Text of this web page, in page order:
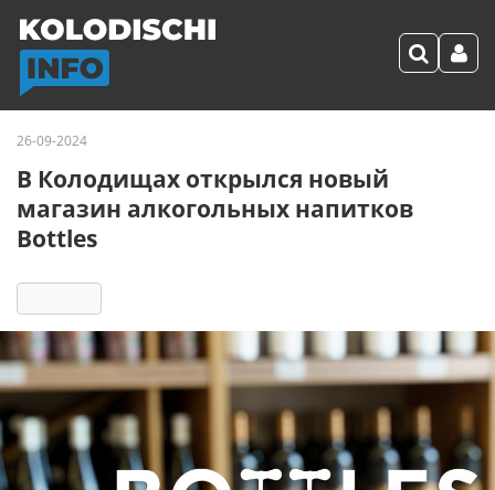
26-09-2024
В Колодищах открылся новый
магазин алкогольных напитков
Bottles